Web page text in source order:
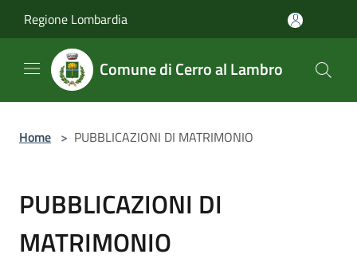
Regione Lombardia
Comune di Cerro al Lambro
Home > PUBBLICAZIONI DI MATRIMONIO
PUBBLICAZIONI DI
MATRIMONIO